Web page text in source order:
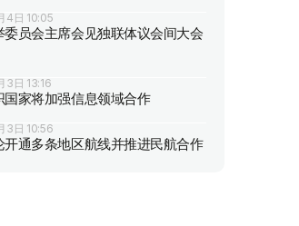
4日 10:05
委员会主席会见独联体议会间大会
3日 13:16
国家将加强信息领域合作
3日 10:56
开通多条地区航线并推进民航合作